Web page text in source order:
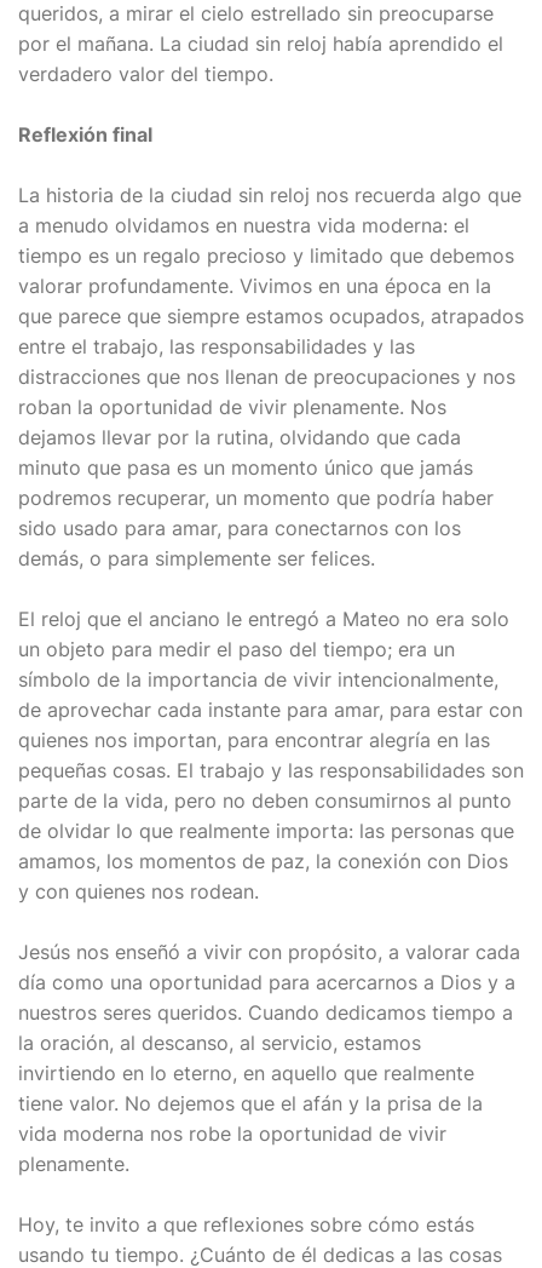
queridos, a mirar el cielo estrellado sin preocuparse
por el mañana. La ciudad sin reloj había aprendido el
verdadero valor del tiempo.
Reflexión final
La historia de la ciudad sin reloj nos recuerda algo que
a menudo olvidamos en nuestra vida moderna: el
tiempo es un regalo precioso y limitado que debemos
valorar profundamente. Vivimos en una época en la
que parece que siempre estamos ocupados, atrapados
entre el trabajo, las responsabilidades y las
distracciones que nos llenan de preocupaciones y nos
roban la oportunidad de vivir plenamente. Nos
dejamos llevar por la rutina, olvidando que cada
minuto que pasa es un momento único que jamás
podremos recuperar, un momento que podría haber
sido usado para amar, para conectarnos con los
demás, o para simplemente ser felices.
El reloj que el anciano le entregó a Mateo no era solo
un objeto para medir el paso del tiempo; era un
símbolo de la importancia de vivir intencionalmente,
de aprovechar cada instante para amar, para estar con
quienes nos importan, para encontrar alegría en las
pequeñas cosas. El trabajo y las responsabilidades son
parte de la vida, pero no deben consumirnos al punto
de olvidar lo que realmente importa: las personas que
amamos, los momentos de paz, la conexión con Dios
y con quienes nos rodean.
Jesús nos enseñó a vivir con propósito, a valorar cada
día como una oportunidad para acercarnos a Dios y a
nuestros seres queridos. Cuando dedicamos tiempo a
la oración, al descanso, al servicio, estamos
invirtiendo en lo eterno, en aquello que realmente
tiene valor. No dejemos que el afán y la prisa de la
vida moderna nos robe la oportunidad de vivir
plenamente.
Hoy, te invito a que reflexiones sobre cómo estás
usando tu tiempo. ¿Cuánto de él dedicas a las cosas